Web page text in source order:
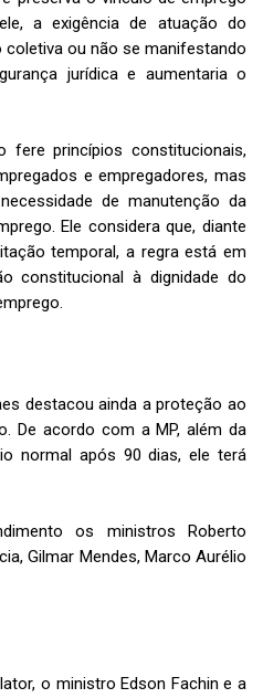
a exigência de atuação do
ou não se manifestando
jurídica e aumentaria o
fere princípios constitucionais,
e empregadores, mas
de manutenção da
Ele considera que, diante
temporal, a regra está em
constitucional à dignidade do
destacou ainda a proteção ao
De acordo com a MP, além da
normal após 90 dias, ele terá
os ministros Roberto
Gilmar Mendes, Marco Aurélio
o ministro Edson Fachin e a